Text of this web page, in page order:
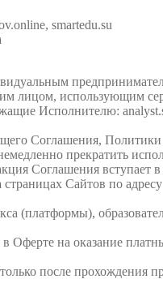
smartedu.su
использующим
Исполнителю:
Соглашения,
прекратить
Соглашения вступает
Сайтов по
(платформы),
на оказание
после прохождения